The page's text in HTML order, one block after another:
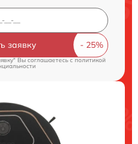
заявку
Вы соглашаетесь cполитикой